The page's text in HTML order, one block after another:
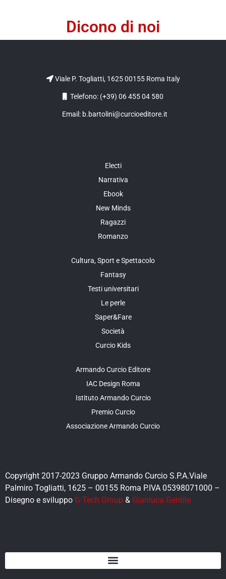
Dicono di noi
Viale P. Togliatti, 1625 00155 Roma Italy
Telefono: (+39) 06 455 04 580
Email: b.bartolini@curcioeditore.it
Electi
Narrativa
Ebook
New Minds
Ragazzi
Romanzo
Cultura, Sport e Spettacolo
Fantasy
Testi universitari
Le perle
Saper&Fare
Società
Curcio Kids
Armando Curcio Editore
IAC Design Roma
Istituto Armando Curcio
Premio Curcio
Associazione Armando Curcio
Copyright 2017-2023 Gruppo Armando Curcio S.P.A.Viale
Palmiro Togliatti, 1625 – 00155 Roma P.IVA 05398071000 –
Disegno e sviluppo G Tech Group & Gianluca Gentile